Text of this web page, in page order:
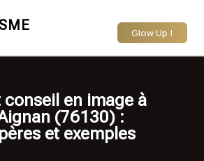
Glow Up !
conseil en image à
(76130) :
et exemples